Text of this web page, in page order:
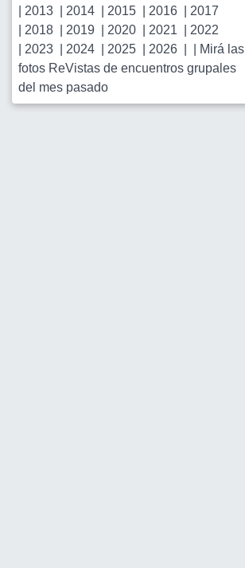
2013 2014 2015 2016
2017
2018 2019 2020 2021
2022
2023 2024 2025 2026
Mirá las
fotos ReVistas de encuentros grupales
del mes pasado